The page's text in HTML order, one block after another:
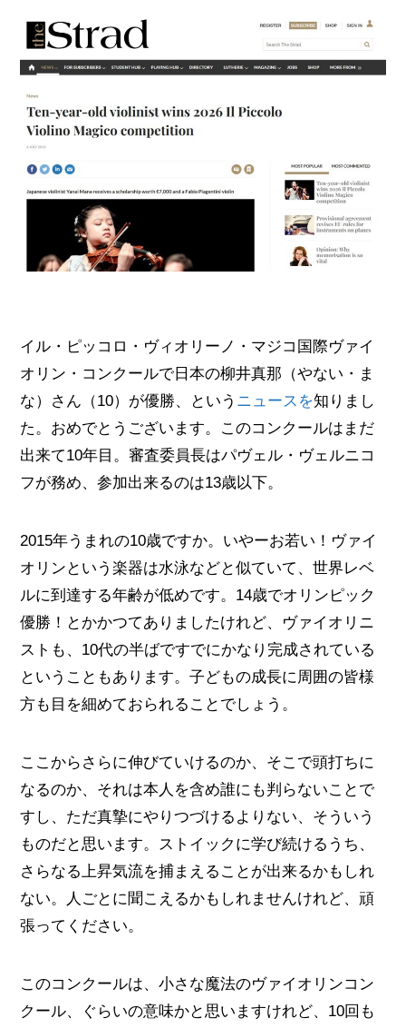
イル・ピッコロ・ヴィオリーノ・マジコ国際ヴァイ
オリン・コンクールで日本の柳井真那（やない・ま
な）さん（10）が優勝、という ニュースを知りまし
た。おめでとうございます。このコンクールはまだ
出来て10年目。審査委員長はパヴェル・ヴェルニコ
フが務め、参加出来るのは13歳以下。
2015年うまれの10歳ですか。いやーお若い！ヴァイ
オリンという楽器は水泳などと似ていて、世界レベ
ルに到達する年齢が低めです。14歳でオリンピック
優勝！とかかつてありましたけれど、ヴァイオリニ
ストも、10代の半ばですでにかなり完成されている
ということもあります。子どもの成長に周囲の皆様
方も目を細めておられることでしょう。
ここからさらに伸びていけるのか、そこで頭打ちに
なるのか、それは本人を含め誰にも判らないことで
すし、ただ真摯にやりつづけるよりない、そういう
ものだと思います。ストイックに学び続けるうち、
さらなる上昇気流を捕まえることが出来るかもしれ
ない。人ごとに聞こえるかもしれませんけれど、頑
張ってください。
このコンクールは、小さな魔法のヴァイオリンコン
クール、ぐらいの意味かと思いますけれど、10回も